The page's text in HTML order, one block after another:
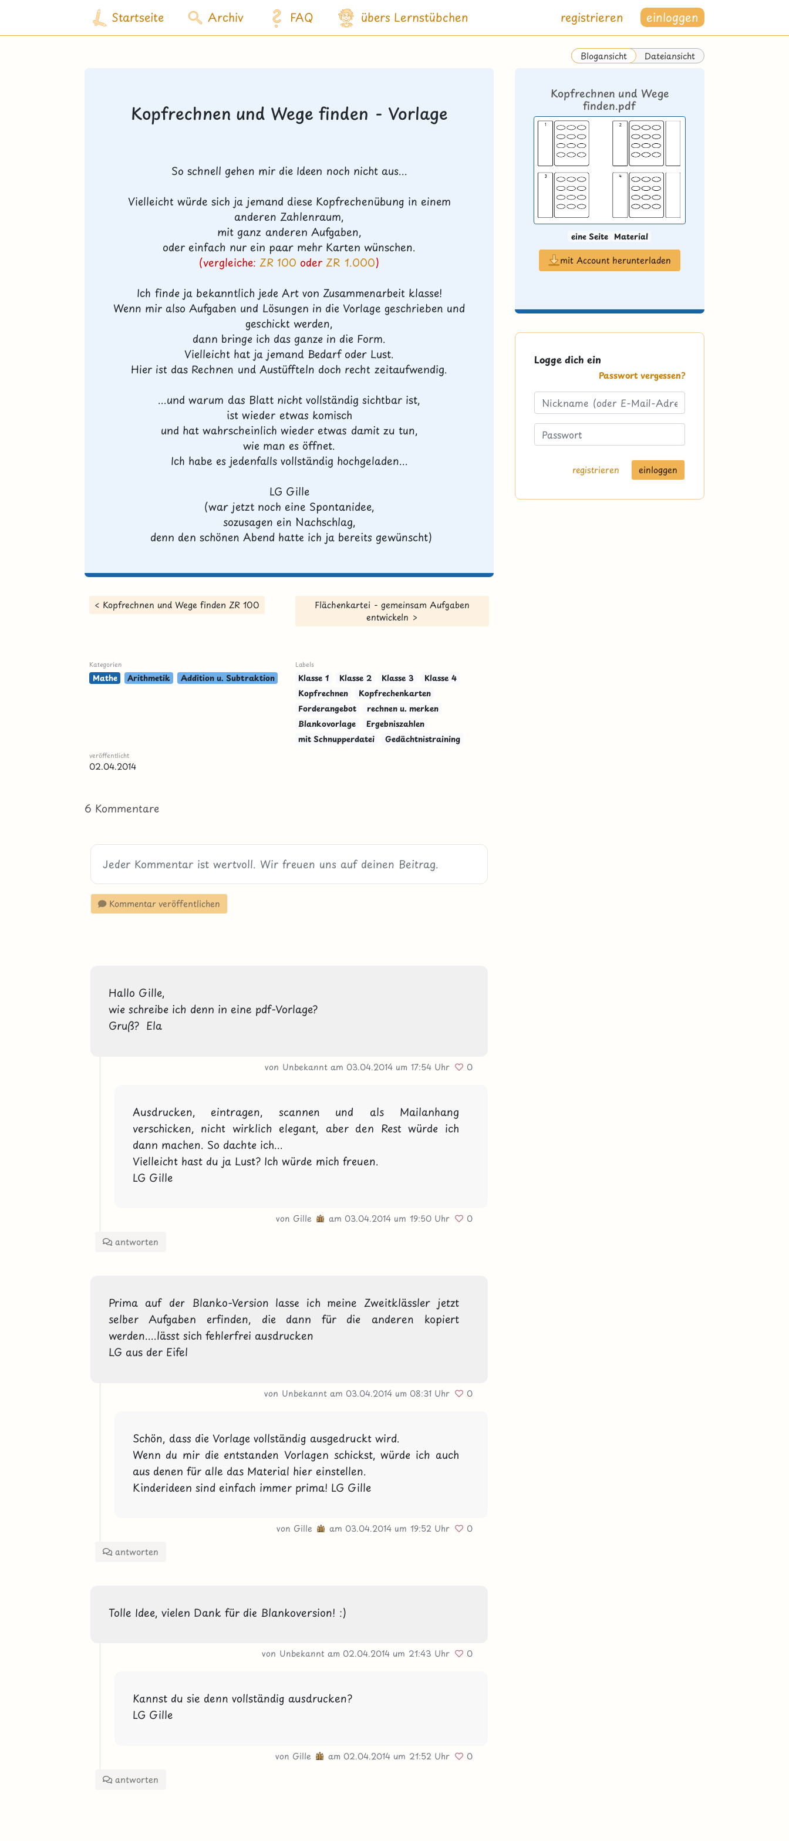
Startseite Archiv FAQ übers Lernstübchen registrieren einloggen
Blogansicht Dateiansicht
Kopfrechnen und Wege finden - Vorlage
So schnell gehen mir die Ideen noch nicht aus...
Vielleicht würde sich ja jemand diese Kopfrechenübung in einem
anderen Zahlenraum,
mit ganz anderen Aufgaben,
oder einfach nur ein paar mehr Karten wünschen.
(vergleiche:ZR 100 oderZR 1.000)
Ich finde ja bekanntlich jede Art von Zusammenarbeit klasse!
Wenn mir also Aufgaben und Lösungen in die Vorlage geschrieben und
geschickt werden,
dann bringe ich das ganze in die Form.
Vielleicht hat ja jemand Bedarf oder Lust.
Hier ist das Rechnen und Austüffteln doch recht zeitaufwendig.
...und warum das Blatt nicht vollständig sichtbar ist,
ist wieder etwas komisch
und hat wahrscheinlich wieder etwas damit zu tun,
wie man es öffnet.
Ich habe es jedenfalls vollständig hochgeladen...
LG Gille
(war jetzt noch eine Spontanidee,
sozusagen ein Nachschlag,
denn den schönen Abend hatte ich ja bereits gewünscht)
< Kopfrechnen und Wege finden ZR 100
Flächenkartei - gemeinsam Aufgaben
entwickeln >
Kategorien
Mathe Arithmetik Addition u. Subtraktion
Labels
Klasse 1 Klasse 2 Klasse 3
Klasse 4
Kopfrechnen
Kopfrechenkarten
Forderangebot
rechnen u. merken
Blankovorlage
Ergebniszahlen
mit Schnupperdatei
Gedächtnistraining
veröffentlicht
02.04.2014
6 Kommentare
Kommentar veröffentlichen
Hallo Gille,
wie schreibe ich denn in eine pdf-Vorlage?
Gruß?  Ela
von Unbekanntam 03.04.2014 um 17:54 Uhr 0
Ausdrucken, eintragen, scannen und als Mailanhang
verschicken, nicht wirklich elegant, aber den Rest würde ich
dann machen. So dachte ich...
Vielleicht hast du ja Lust? Ich würde mich freuen.
LG Gille
von Gille am 03.04.2014 um 19:50 Uhr 0
antworten
Prima auf der Blanko-Version lasse ich meine Zweitklässler jetzt
selber Aufgaben erfinden, die dann für die anderen kopiert
werden....lässt sich fehlerfrei ausdrucken
LG aus der Eifel
von Unbekanntam 03.04.2014 um 08:31 Uhr 0
Schön, dass die Vorlage vollständig ausgedruckt wird.
Wenn du mir die entstanden Vorlagen schickst, würde ich auch
aus denen für alle das Material hier einstellen.
Kinderideen sind einfach immer prima! LG Gille
von Gille am 03.04.2014 um 19:52 Uhr 0
antworten
Tolle Idee, vielen Dank für die Blankoversion! :)
von Unbekanntam 02.04.2014 um 21:43 Uhr 0
Kannst du sie denn vollständig ausdrucken?
LG Gille
von Gille am 02.04.2014 um 21:52 Uhr 0
antworten
Kopfrechnen und Wege
finden.pdf
eine Seite Material
mit Account herunterladen
Logge dich ein
Passwort vergessen?
registrieren